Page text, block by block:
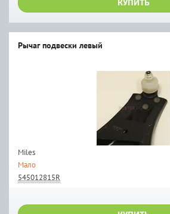
КУПИТЬ
Рычаг подвески левый
Miles
Мало
545012815R